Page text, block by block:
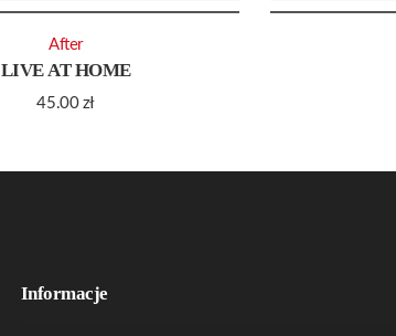
LIVE AT HOME
45.00 zł
After
Informacje